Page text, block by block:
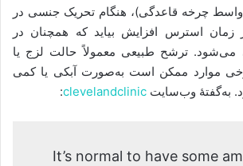
چرخه قاعدگی)، هنگام تحریک جنسی در
زمان استرس افزایش بیاید که همچنان در
می‌شود. ترشح طبیعی معمولاً حالت لزج یا
موارد ممکن است به‌صورت آبکی یا کمی
به‌گفتۀ وب‌سایت clevelandclinic
:
“It’s normal to have some